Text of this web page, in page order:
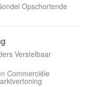
Opschortende
Verstelbaar
Commerciële